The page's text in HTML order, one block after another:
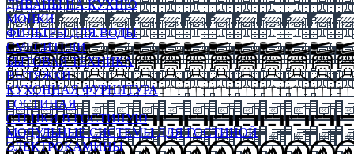
ДИВАНЫ НА КУХНЮ
МОЙКИ
ФИЛЬТРЫ ДЛЯ ВОДЫ
СМЕСИТЕЛИ
БЫТОВАЯ ТЕХНИКА
ВЫТЯЖКИ
КУХОННАЯ ФУРНИТУРА
ГОСТИНАЯ
СТЕНКИ В ГОСТИНУЮ
МОДУЛЬНЫЕ СИСТЕМЫ ДЛЯ ГОСТИНОЙ
ЭЛЕКТРОКАМИНЫ